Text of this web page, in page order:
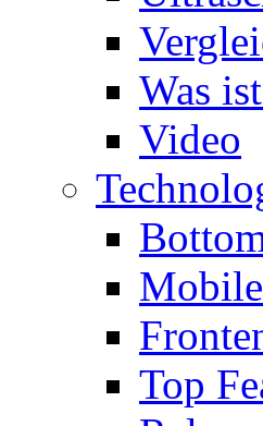
Was
Video
Top